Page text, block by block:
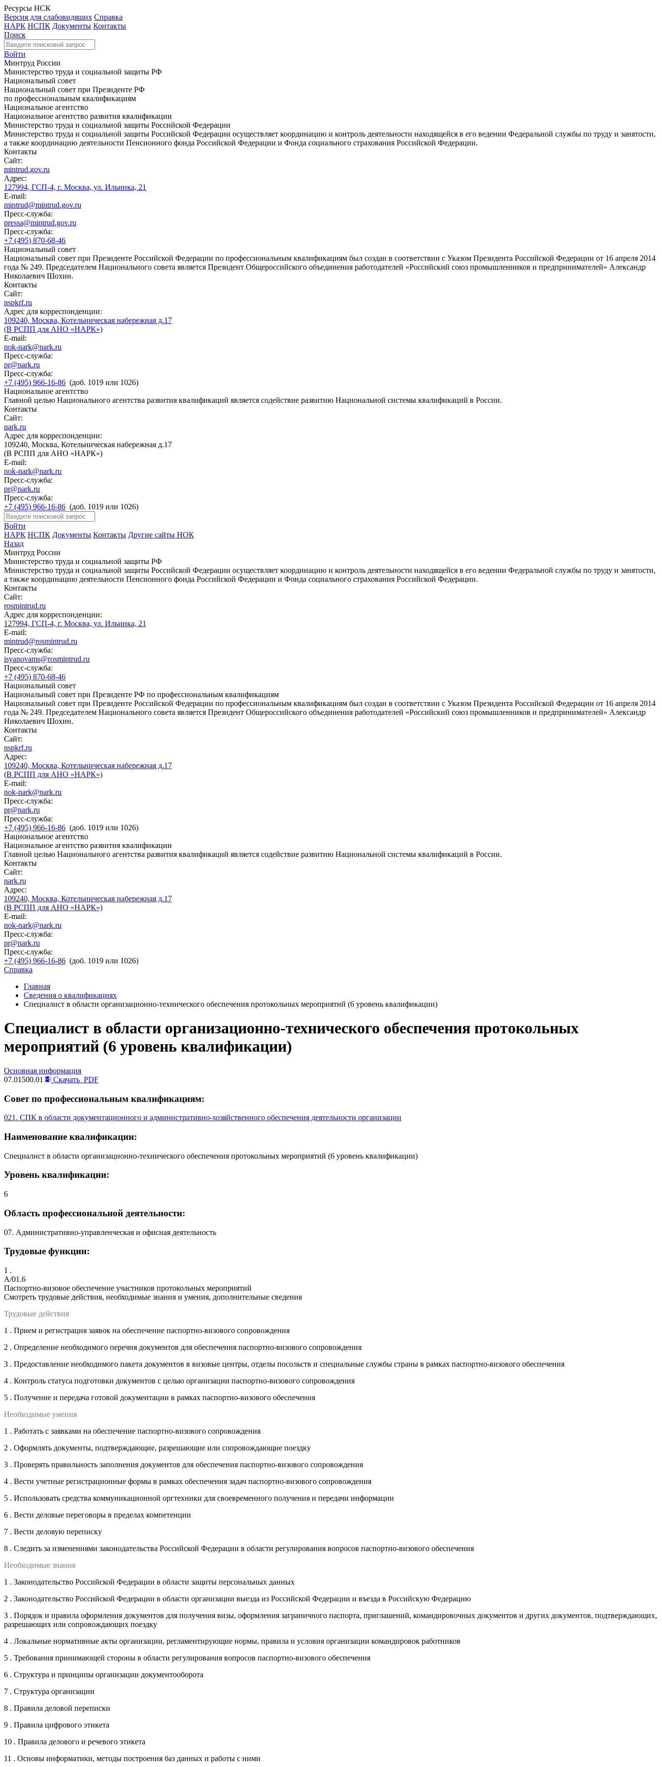
Ресурсы НСК
Версия для слабовидящих Справка
НАРК НСПК Документы Контакты
Поиск
Войти
Минтруд России
Министерство труда и социальной защиты РФ
Национальный совет
Национальный совет при Президенте РФ
по профессиональным квалификациям
Национальное агентство
Национальное агентство развития квалификации
Министерство труда и социальной защиты Российской Федерации
Министерство труда и социальной защиты Российской Федерации осуществляет координацию и контроль деятельности находящейся в его ведении Федеральной службы по труду и занятости,
а также координацию деятельности Пенсионного фонда Российской Федерации и Фонда социального страхования Российской Федерации.
Контакты
Сайт:
mintrud.gov.ru
Адрес:
127994, ГСП-4, г. Москва, ул. Ильинка, 21
E-mail:
mintrud@mintrud.gov.ru
Пресс-служба:
pressa@mintrud.gov.ru
Пресс-служба:
+7 (495) 870-68-46
Национальный совет
Национальный совет при Президенте Российской Федерации по профессиональным квалификациям был создан в соответствии с Указом Президента Российской Федерации от 16 апреля 2014
года № 249. Председателем Национального совета является Президент Общероссийского объединения работодателей «Российский союз промышленников и предпринимателей» Александр
Николаевич Шохин.
Контакты
Сайт:
nspkrf.ru
Адрес для корреспонденции:
109240, Москва, Котельническая набережная д.17
(В РСПП для АНО «НАРК»)
E-mail:
nok-nark@nark.ru
Пресс-служба:
pr@nark.ru
Пресс-служба:
+7 (495) 966-16-86 (доб. 1019 или 1026)
Национальное агентство
Главной целью Национального агентства развития квалификаций является содействие развитию Национальной системы квалификаций в России.
Контакты
Сайт:
nark.ru
Адрес для корреспонденции:
109240, Москва, Котельническая набережная д.17
(В РСПП для АНО «НАРК»)
E-mail:
nok-nark@nark.ru
Пресс-служба:
pr@nark.ru
Пресс-служба:
+7 (495) 966-16-86 (доб. 1019 или 1026)
Войти
НАРК НСПК Документы Контакты Другие сайты НОК
Назад
Минтруд России
Министерство труда и социальной защиты РФ
Министерство труда и социальной защиты Российской Федерации осуществляет координацию и контроль деятельности находящейся в его ведении Федеральной службы по труду и занятости,
а также координацию деятельности Пенсионного фонда Российской Федерации и Фонда социального страхования Российской Федерации.
Контакты
Сайт:
rosmintrud.ru
Адрес для корреспонденции:
127994, ГСП-4, г. Москва, ул. Ильинка, 21
E-mail:
mintrud@rosmintrud.ru
Пресс-служба:
isyanovams@rosmintrud.ru
Пресс-служба:
+7 (495) 870-68-46
Национальный совет
Национальный совет при Президенте РФ по профессиональным квалификациям
Национальный совет при Президенте Российской Федерации по профессиональным квалификациям был создан в соответствии с Указом Президента Российской Федерации от 16 апреля 2014
года № 249. Председателем Национального совета является Президент Общероссийского объединения работодателей «Российский союз промышленников и предпринимателей» Александр
Николаевич Шохин.
Контакты
Сайт:
nspkrf.ru
Адрес:
109240, Москва, Котельническая набережная д.17
(В РСПП для АНО «НАРК»)
E-mail:
nok-nark@nark.ru
Пресс-служба:
pr@nark.ru
Пресс-служба:
+7 (495) 966-16-86 (доб. 1019 или 1026)
Национальное агентство
Национальное агентство развития квалификации
Главной целью Национального агентства развития квалификаций является содействие развитию Национальной системы квалификаций в России.
Контакты
Сайт:
nark.ru
Адрес:
109240, Москва, Котельническая набережная д.17
(В РСПП для АНО «НАРК»)
E-mail:
nok-nark@nark.ru
Пресс-служба:
pr@nark.ru
Пресс-служба:
+7 (495) 966-16-86 (доб. 1019 или 1026)
Справка
Главная
Сведения о квалификациях
Специалист в области организационно-технического обеспечения протокольных мероприятий (6 уровень квалификации)
Специалист в области организационно-технического обеспечения протокольных
мероприятий (6 уровень квалификации)
Основная информация
07.01500.01
Скачать PDF
Совет по профессиональным квалификациям:
021. СПК в области документационного и административно-хозяйственного обеспечения деятельности организации
Наименование квалификации:
Специалист в области организационно-технического обеспечения протокольных мероприятий (6 уровень квалификации)
Уровень квалификации:
6
Область профессиональной деятельности:
07. Административно-управленческая и офисная деятельность
Трудовые функции:
1 .
A/01.6
Паспортно-визовое обеспечение участников протокольных мероприятий
Смотреть трудовые действия, необходимые знания и умения, дополнительные сведения
Трудовые действия
1 . Прием и регистрация заявок на обеспечение паспортно-визового сопровождения
2 . Определение необходимого перечня документов для обеспечения паспортно-визового сопровождения
3 . Предоставление необходимого пакета документов в визовые центры, отделы посольств и специальные службы страны в рамках паспортно-визового обеспечения
4 . Контроль статуса подготовки документов с целью организации паспортно-визового сопровождения
5 . Получение и передача готовой документации в рамках паспортно-визового обеспечения
Необходимые умения
1 . Работать с заявками на обеспечение паспортно-визового сопровождения
2 . Оформлять документы, подтверждающие, разрешающие или сопровождающие поездку
3 . Проверять правильность заполнения документов для обеспечения паспортно-визового сопровождения
4 . Вести учетные регистрационные формы в рамках обеспечения задач паспортно-визового сопровождения
5 . Использовать средства коммуникационной оргтехники для своевременного получения и передачи информации
6 . Вести деловые переговоры в пределах компетенции
7 . Вести деловую переписку
8 . Следить за изменениями законодательства Российской Федерации в области регулирования вопросов паспортно-визового обеспечения
Необходимые знания
1 . Законодательство Российской Федерации в области защиты персональных данных
2 . Законодательство Российской Федерации в области организации выезда из Российской Федерации и въезда в Российскую Федерацию
3 . Порядок и правила оформления документов для получения визы, оформления заграничного паспорта, приглашений, командировочных документов и других документов, подтверждающих,
разрешающих или сопровождающих поездку
4 . Локальные нормативные акты организации, регламентирующие нормы, правила и условия организации командировок работников
5 . Требования принимающей стороны в области регулирования вопросов паспортно-визового обеспечения
6 . Структура и принципы организации документооборота
7 . Структура организации
8 . Правила деловой переписки
9 . Правила цифрового этикета
10 . Правила делового и речевого этикета
11 . Основы информатики, методы построения баз данных и работы с ними